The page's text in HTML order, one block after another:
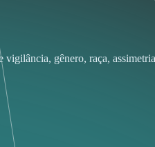
vigilância, gênero, raça,